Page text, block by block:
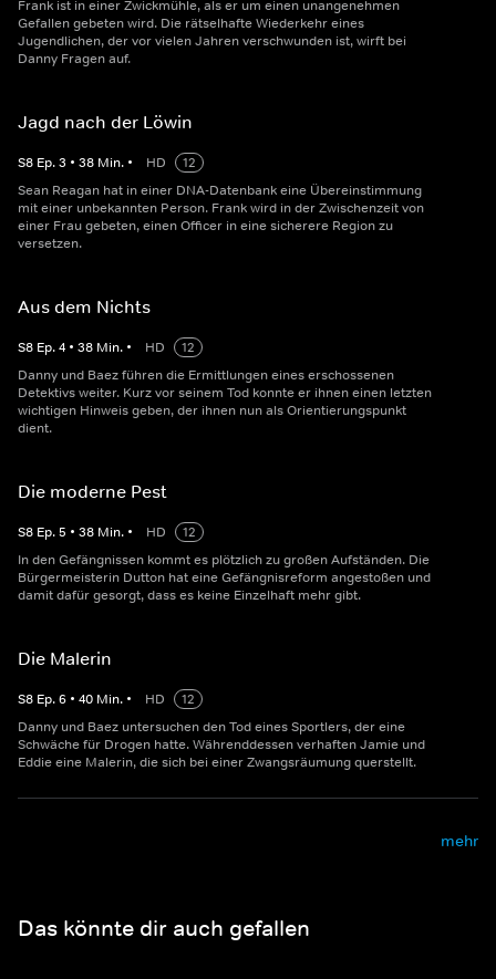
Frank ist in einer Zwickmühle, als er um einen unangenehmen
Gefallen gebeten wird. Die rätselhafte Wiederkehr eines
Jugendlichen, der vor vielen Jahren verschwunden ist, wirft bei
Danny Fragen auf.
Jagd nach der Löwin
S8 Ep.3 • 38 Min. • HD
12
Sean Reagan hat in einer DNA-Datenbank eine Übereinstimmung
mit einer unbekannten Person. Frank wird in der Zwischenzeit von
einer Frau gebeten, einen Officer in eine sicherere Region zu
versetzen.
Aus dem Nichts
S8 Ep.4 • 38 Min. • HD
12
Danny und Baez führen die Ermittlungen eines erschossenen
Detektivs weiter. Kurz vor seinem Tod konnte er ihnen einen letzten
wichtigen Hinweis geben, der ihnen nun als Orientierungspunkt
dient.
Die moderne Pest
S8 Ep.5 • 38 Min. • HD
12
In den Gefängnissen kommt es plötzlich zu großen Aufständen. Die
Bürgermeisterin Dutton hat eine Gefängnisreform angestoßen und
damit dafür gesorgt, dass es keine Einzelhaft mehr gibt.
Die Malerin
S8 Ep.6 • 40 Min. • HD
12
Danny und Baez untersuchen den Tod eines Sportlers, der eine
Schwäche für Drogen hatte. Währenddessen verhaften Jamie und
Eddie eine Malerin, die sich bei einer Zwangsräumung querstellt.
mehr
Das könnte dir auch gefallen